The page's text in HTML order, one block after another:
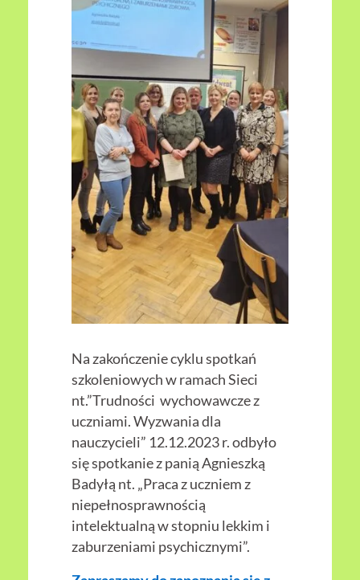
Na zakończenie cyklu spotkań
szkoleniowych w ramach Sieci
nt.”Trudności wychowawcze z
uczniami. Wyzwania dla
nauczycieli” 12.12.2023 r. odbyło
się spotkanie z panią Agnieszką
Badyłą nt. „Praca z uczniem z
niepełnosprawnością
intelektualną w stopniu lekkim i
zaburzeniami psychicznymi”.